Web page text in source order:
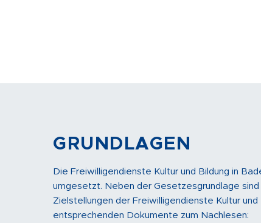
GRUNDLAGEN
Die Freiwilligendienste Kultur und Bildung in
umgesetzt. Neben der Gesetzesgrundlage
Zielstellungen der Freiwilligendienste Kultur
entsprechenden Dokumente zum Nachlesen: